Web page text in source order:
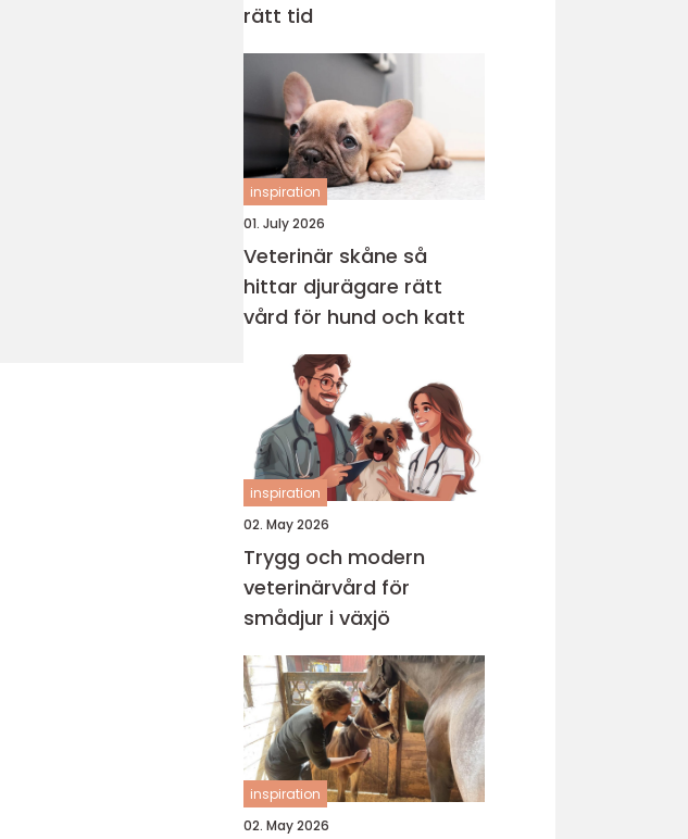
rätt tid
inspiration
01. July 2026
Veterinär skåne så
hittar djurägare rätt
vård för hund och katt
inspiration
02. May 2026
Trygg och modern
veterinärvård för
smådjur i växjö
inspiration
02. May 2026